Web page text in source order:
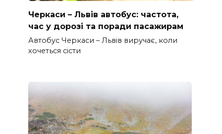
Черкаси – Львів автобус: частота,
час у дорозі та поради пасажирам
Автобус Черкаси – Львів виручає, коли
хочеться сісти